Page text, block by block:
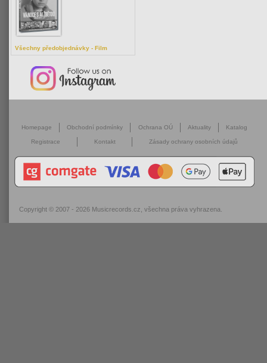
Všechny předobjednávky - Film
Homepage Obchodní podmínky Ochrana OÚ Aktuality Katalog
Registrace Kontakt Zásady ochrany osobních údajů
Copyright © 2007 - 2026 Musicrecords.cz , všechna práva vyhrazena.